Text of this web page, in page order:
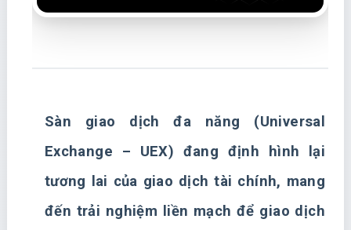
Sàn giao dịch đa năng (Universal
Exchange – UEX) đang định hình lại
tương lai của giao dịch tài chính, mang
đến trải nghiệm liền mạch để giao dịch